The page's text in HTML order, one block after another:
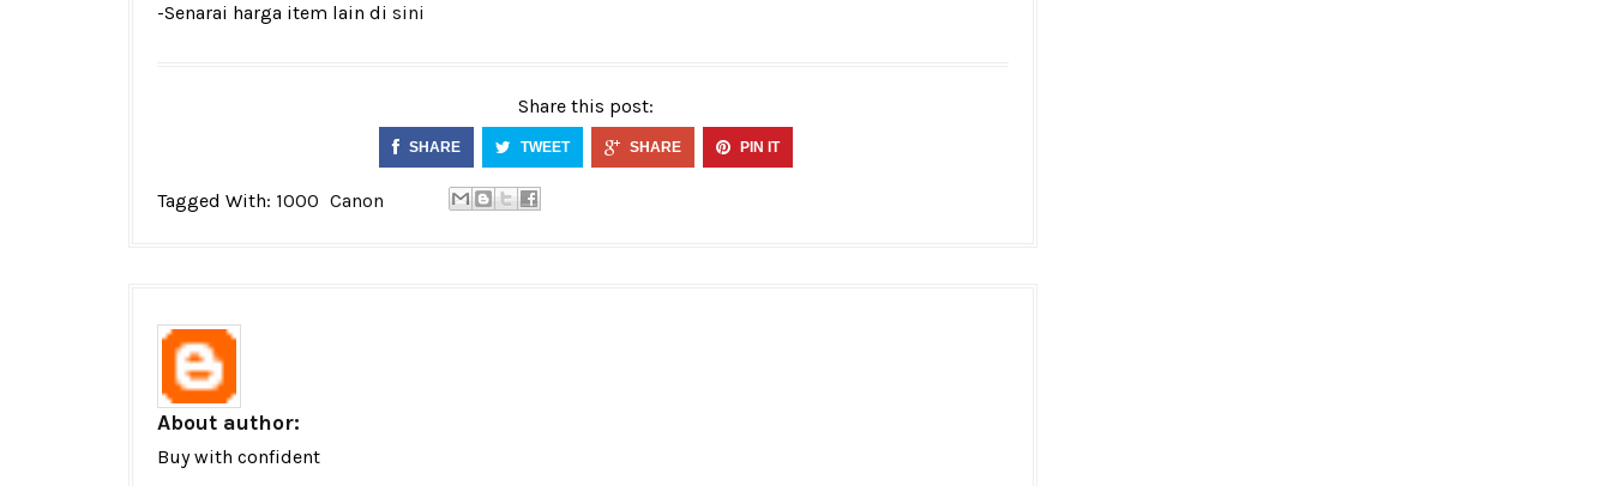
-Senarai harga item lain di sini
Share this post:
SHARE TWEET SHARE PIN IT
Tagged With: 1000 Canon
About author:
Buy with confident